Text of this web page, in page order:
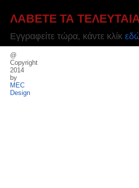
ΛΑΒΕΤΕ ΤΑ
Εγγραφείτε τώρα, κάντε κλίκ
@
Copyright
2014
by
MEC
Design